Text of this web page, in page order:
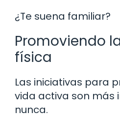
¿Te suena familiar?
Promoviendo
física
Las iniciativas para
vida activa son más
nunca.